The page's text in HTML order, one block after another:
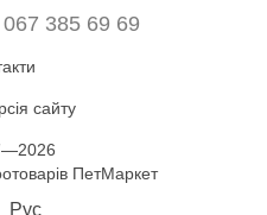
067 385 69 69
сайту
ПетМаркет
Рус